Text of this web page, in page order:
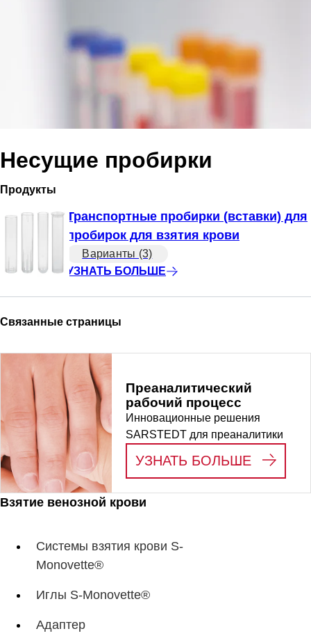
Несущие пробирки
Взятие венозной крови
Системы взятия крови S-
Monovette®
Иглы S-Monovette®
Адаптер
Продукты
Транспортные пробирки (вставки) для
пробирок для взятия крови
Варианты (3)
УЗНАТЬ БОЛЬШЕ
Связанные страницы
Преаналитический
рабочий процесс
Инновационные решения
SARSTEDT для преаналитики
УЗНАТЬ БОЛЬШЕ